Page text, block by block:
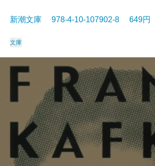
新潮文庫 978-4-10-107902-8 649円
文庫